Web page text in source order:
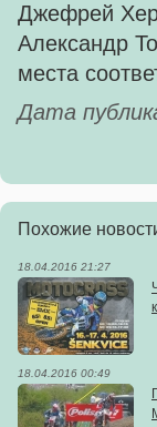
Джефрей
Александр
места
Дата
Похожие
18.04.2016 21:27
18.04.2016 00:49